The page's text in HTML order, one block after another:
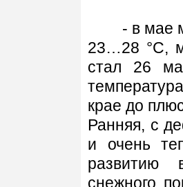
- в мае
23…28 °С,
стал 26
крае до
Ранняя, с
и очень
развитию
снежного